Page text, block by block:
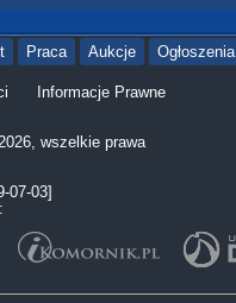
Praca Aukcje Ogłoszenia
Informacje Prawne
wszelkie prawa
07-03]